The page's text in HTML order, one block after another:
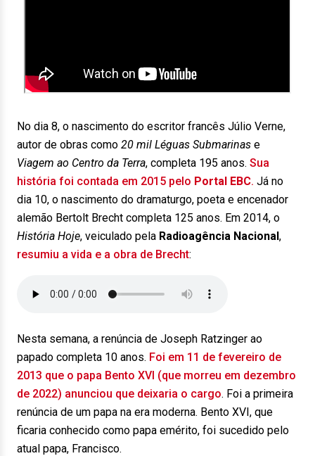
No dia 8, o nascimento do escritor francês Júlio Verne,
autor de obras como 20 mil Léguas Submarinas e
Viagem ao Centro da Terra, completa 195 anos. Sua
história foi contada em 2015 pelo Portal EBC. Já no
dia 10, o nascimento do dramaturgo, poeta e encenador
alemão Bertolt Brecht completa 125 anos. Em 2014, o
História Hoje, veiculado pela Radioagência Nacional,
resumiu a vida e a obra de Brecht:
Nesta semana, a renúncia de Joseph Ratzinger ao
papado completa 10 anos. Foi em 11 de fevereiro de
2013 que o papa Bento XVI (que morreu em dezembro
de 2022) anunciou que deixaria o cargo. Foi a primeira
renúncia de um papa na era moderna. Bento XVI, que
ficaria conhecido como papa emérito, foi sucedido pelo
atual papa, Francisco.